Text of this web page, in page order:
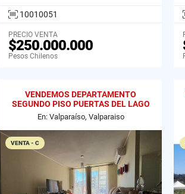
10010051
PRECIO VENTA
$250.000.000
Pesos Chilenos
VENDEMOS DEPARTAMENTO
SEGUNDO PISO PUERTAS DEL LAGO
CURAUMA
En: Valparaíso, Valparaiso
VENTA - C